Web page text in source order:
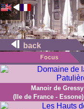
back
Manoir de Gressy
(Ile de France - Essone)